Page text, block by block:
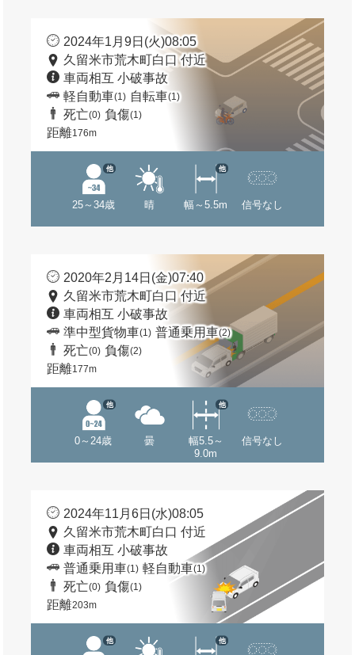
2024年1月9日(火)08:05
久留米市荒木町白口 付近
車両相互 小破事故
軽自動車(1) 自転車(1)
死亡(0) 負傷(1)
距離176m
25～34歳
他
晴 幅～5.5m
他
信号なし
2020年2月14日(金)07:40
久留米市荒木町白口 付近
車両相互 小破事故
準中型貨物車(1) 普通乗用車(2)
死亡(0) 負傷(2)
距離177m
0～24歳
他
曇
幅5.5～
9.0m
他
信号なし
2024年11月6日(水)08:05
久留米市荒木町白口 付近
車両相互 小破事故
普通乗用車(1) 軽自動車(1)
死亡(0) 負傷(1)
距離203m
他 他